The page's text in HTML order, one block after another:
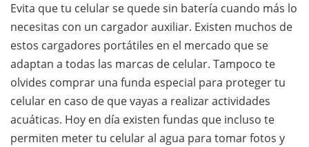
Evita que tu celular se quede sin batería cuando más lo
necesitas con un cargador auxiliar. Existen muchos de
estos cargadores portátiles en el mercado que se
adaptan a todas las marcas de celular. Tampoco te
olvides comprar una funda especial para proteger tu
celular en caso de que vayas a realizar actividades
acuáticas. Hoy en día existen fundas que incluso te
permiten meter tu celular al agua para tomar fotos y